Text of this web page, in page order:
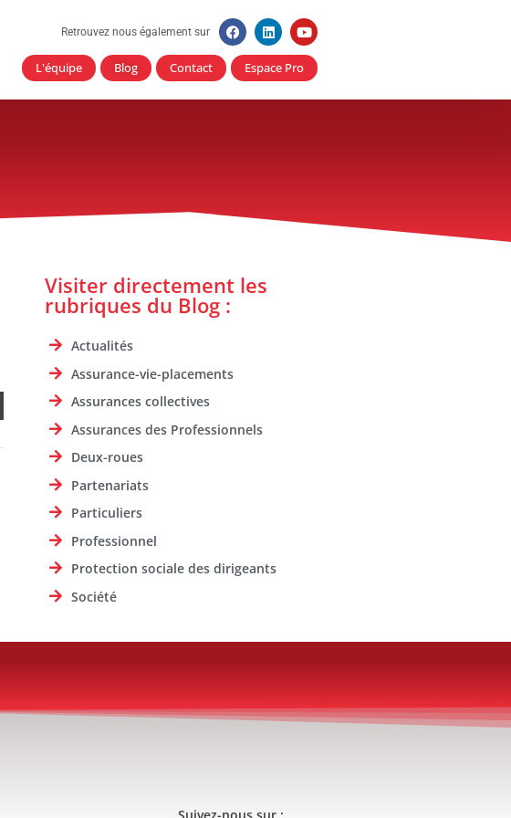
Retrouvez nous également sur
L'équipe Blog Contact Espace Pro
Visiter directement les
rubriques du Blog :
Actualités
Assurance-vie-placements
Assurances collectives
Assurances des Professionnels
Deux-roues
Partenariats
Particuliers
Professionnel
Protection sociale des dirigeants
Société
Suivez-nous sur :